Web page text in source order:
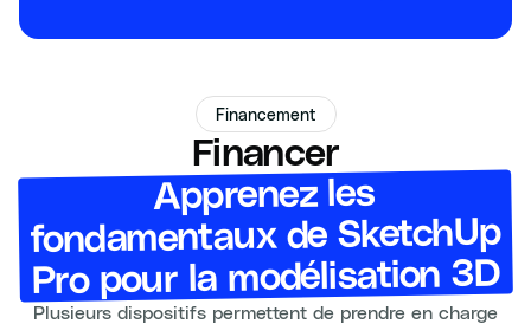
Financement
Financer
Apprenez les
fondamentaux de SketchUp
Pro pour la modélisation 3D
Plusieurs dispositifs permettent de prendre en charge